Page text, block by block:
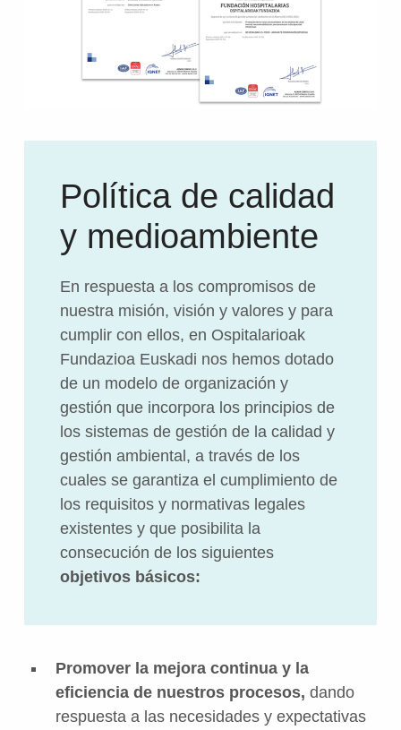
Política de calidad
y medioambiente
En respuesta a los compromisos de
nuestra misión, visión y valores y para
cumplir con ellos, en Ospitalarioak
Fundazioa Euskadi nos hemos dotado
de un modelo de organización y
gestión que incorpora los principios de
los sistemas de gestión de la calidad y
gestión ambiental, a través de los
cuales se garantiza el cumplimiento de
los requisitos y normativas legales
existentes y que posibilita la
consecución de los siguientes
objetivos básicos:
Promover la mejora continua y la
eficiencia de nuestros procesos, dando
respuesta a las necesidades y expectativas